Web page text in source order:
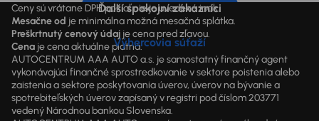
Ďalší spokojní zákazníci
Výhercovia súťaží
Ceny sú vrátane DPH pokiaľ nie je uvedené inak.
Mesačne od je minimálna možná mesačná splátka.
Preškrtnutý cenový údaj je cena pred zľavou.
Cena je cena aktuálne platná.
AUTOCENTRUM AAA AUTO a.s. je samostatný finančný agent
vykonávajúci finančné sprostredkovanie v sektore poistenia alebo
zaistenia a sektore poskytovania úverov, úverov na bývanie a
spotrebiteľských úverov zapísaný v registri pod číslom 203771
vedený Národnou bankou Slovenska.